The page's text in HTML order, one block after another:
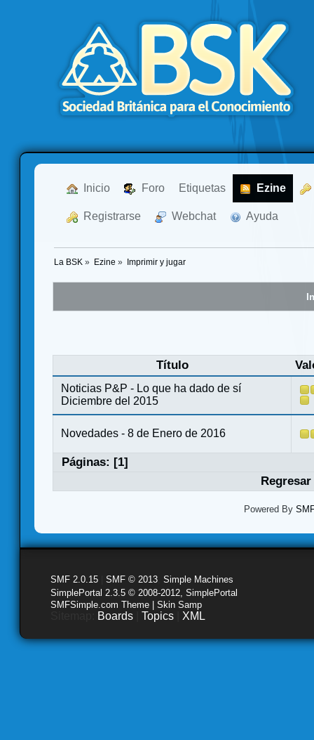
Inicio Foro Etiquetas Ezine
Registrarse Webchat Ayuda
La BSK » Ezine » Imprimir y jugar
Título
Noticias P&P - Lo que ha dado de sí
Diciembre del 2015
Novedades - 8 de Enero de 2016
Páginas: [1]
Powered By
SMF 2.0.15 SMF © 2013 Simple Machines
SimplePortal 2.3.5 © 2008-2012, SimplePortal
SMFSimple.com Theme | Skin Samp
Boards Topics XML